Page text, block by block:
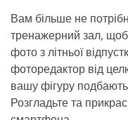
Вам більше не
тренажерний зал, щоб
фото з літньої
фоторедактор від
вашу фігуру
Розгладьте та